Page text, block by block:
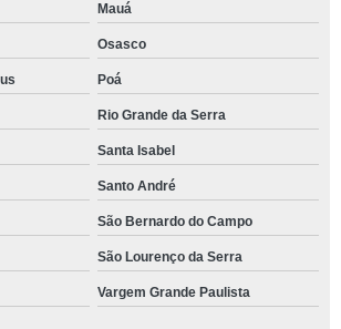
Mauá
Osasco
Poá
Rio Grande da Serra
Santa Isabel
Santo André
São Bernardo do Campo
São Lourenço da Serra
Vargem Grande Paulista